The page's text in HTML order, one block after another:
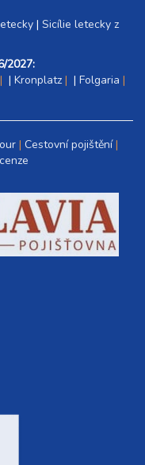
| Sicílie letecky z
2027:
| Kronplatz | Folgaria
Cestovní pojištění